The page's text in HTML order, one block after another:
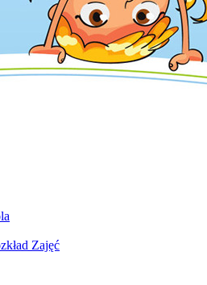
Zajęć